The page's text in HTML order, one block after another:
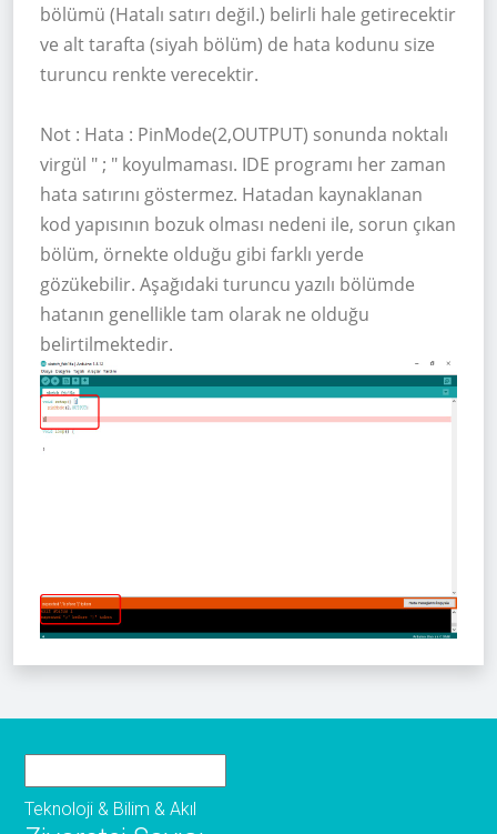
bölümü (Hatalı satırı değil.) belirli hale getirecektir
ve alt tarafta (siyah bölüm) de hata kodunu size
turuncu renkte verecektir.
Not : Hata : PinMode(2,OUTPUT) sonunda noktalı
virgül " ; " koyulmaması. IDE programı her zaman
hata satırını göstermez. Hatadan kaynaklanan
kod yapısının bozuk olması nedeni ile, sorun çıkan
bölüm, örnekte olduğu gibi farklı yerde
gözükebilir. Aşağıdaki turuncu yazılı bölümde
hatanın genellikle tam olarak ne olduğu
belirtilmektedir.
Teknoloji & Bilim & Akıl